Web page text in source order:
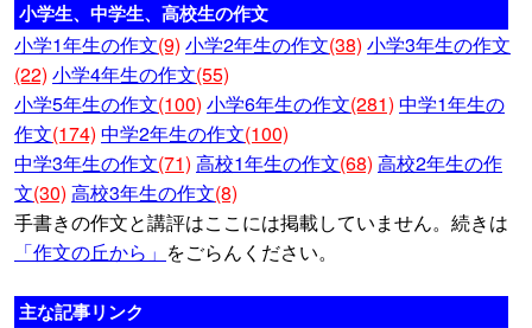
小学生、中学生、高校生の作文
小学1年生の作文(9) 小学2年生の作文(38) 小学3年生の作文
(22) 小学4年生の作文(55)
小学5年生の作文(100) 小学6年生の作文(281) 中学1年生の
作文(174) 中学2年生の作文(100)
中学3年生の作文(71) 高校1年生の作文(68) 高校2年生の作
文(30) 高校3年生の作文(8)
手書きの作文と講評はここには掲載していません。続きは
「作文の丘から」 をごらんください。
主な記事リンク